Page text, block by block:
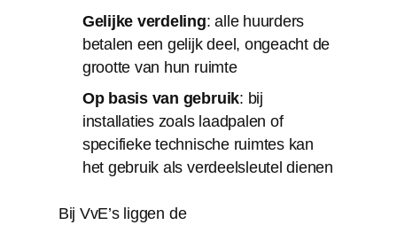
Gelijke verdeling: alle huurders
betalen een gelijk deel, ongeacht de
grootte van hun ruimte
Op basis van gebruik: bij
installaties zoals laadpalen of
specifieke technische ruimtes kan
het gebruik als verdeelsleutel dienen
Bij VvE’s liggen de